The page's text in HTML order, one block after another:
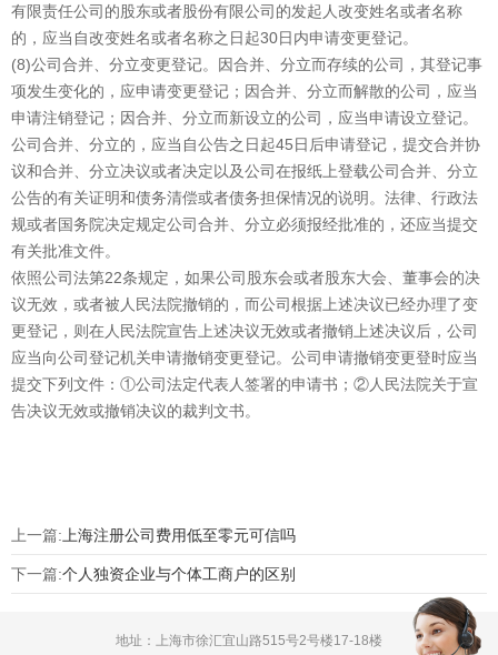
有限责任公司的股东或者股份有限公司的发起人改变姓名或者名称
的，应当自改变姓名或者名称之日起30日内申请变更登记。
(8)公司合并、分立变更登记。因合并、分立而存续的公司，其登记事
项发生变化的，应申请变更登记；因合并、分立而解散的公司，应当
申请注销登记；因合并、分立而新设立的公司，应当申请设立登记。
公司合并、分立的，应当自公告之日起45日后申请登记，提交合并协
议和合并、分立决议或者决定以及公司在报纸上登载公司合并、分立
公告的有关证明和债务清偿或者债务担保情况的说明。法律、行政法
规或者国务院决定规定公司合并、分立必须报经批准的，还应当提交
有关批准文件。
依照公司法第22条规定，如果公司股东会或者股东大会、董事会的决
议无效，或者被人民法院撤销的，而公司根据上述决议已经办理了变
更登记，则在人民法院宣告上述决议无效或者撤销上述决议后，公司
应当向公司登记机关申请撤销变更登记。公司申请撤销变更登时应当
提交下列文件：①公司法定代表人签署的申请书；②人民法院关于宣
告决议无效或撤销决议的裁判文书。
上一篇: 上海注册公司费用低至零元可信吗
下一篇:个人独资企业与个体工商户的区别
地址：上海市徐汇宜山路515号2号楼17-18楼